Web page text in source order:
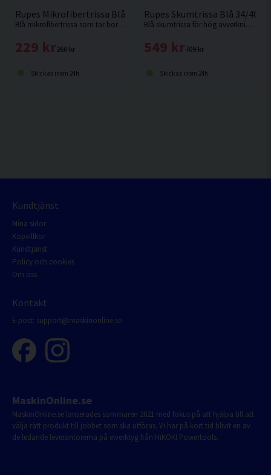
Rupes Mikrofibertrissa Blå 130mm
Blå mikrofibertrissa som tar bort djupa defekter effektivt på fullt härdad lack. Passar Rupes LHR15 eller motsvarande med 130mm fästplatta.
260 kr
229 kr
Skickas inom 24h
Rupes Skumtrissa Blå 34/
Blå skumtrissa för hög avverkning av repor och bra finish. Passar Rupes HR81ML eller motsvarande med 34mm fästplatta.
709 kr
549 kr
Skickas inom 24h
Kundtjänst
Mina sidor
Köpvillkor
Kundtjänst
Policy och cookies
Om oss
Kontakt
E-post: support@maskinonline.se
MaskinOnline.se
MaskinOnline.se lanserades sommaren 2021 med fokus på att hjälpa till att
välja rätt produkt till jobbet som ska utföras. Vi har på kort tid blivit en av
de ledande leverantörerna på elverktyg från HiKOKI Powertools.